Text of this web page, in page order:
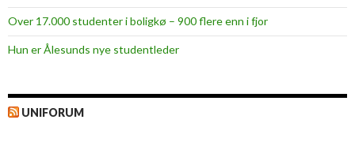
Over 17.000 studenter i boligkø – 900 flere enn i fjor
Hun er Ålesunds nye studentleder
UNIFORUM